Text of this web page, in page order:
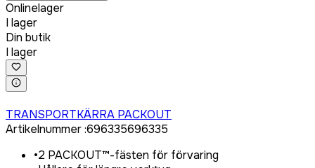
Onlinelager
I lager
Din butik
I lager
TRANSPORTKÄRRA PACKOUT
Artikelnummer:696335696335
•2 PACKOUT™-fästen för förvaring